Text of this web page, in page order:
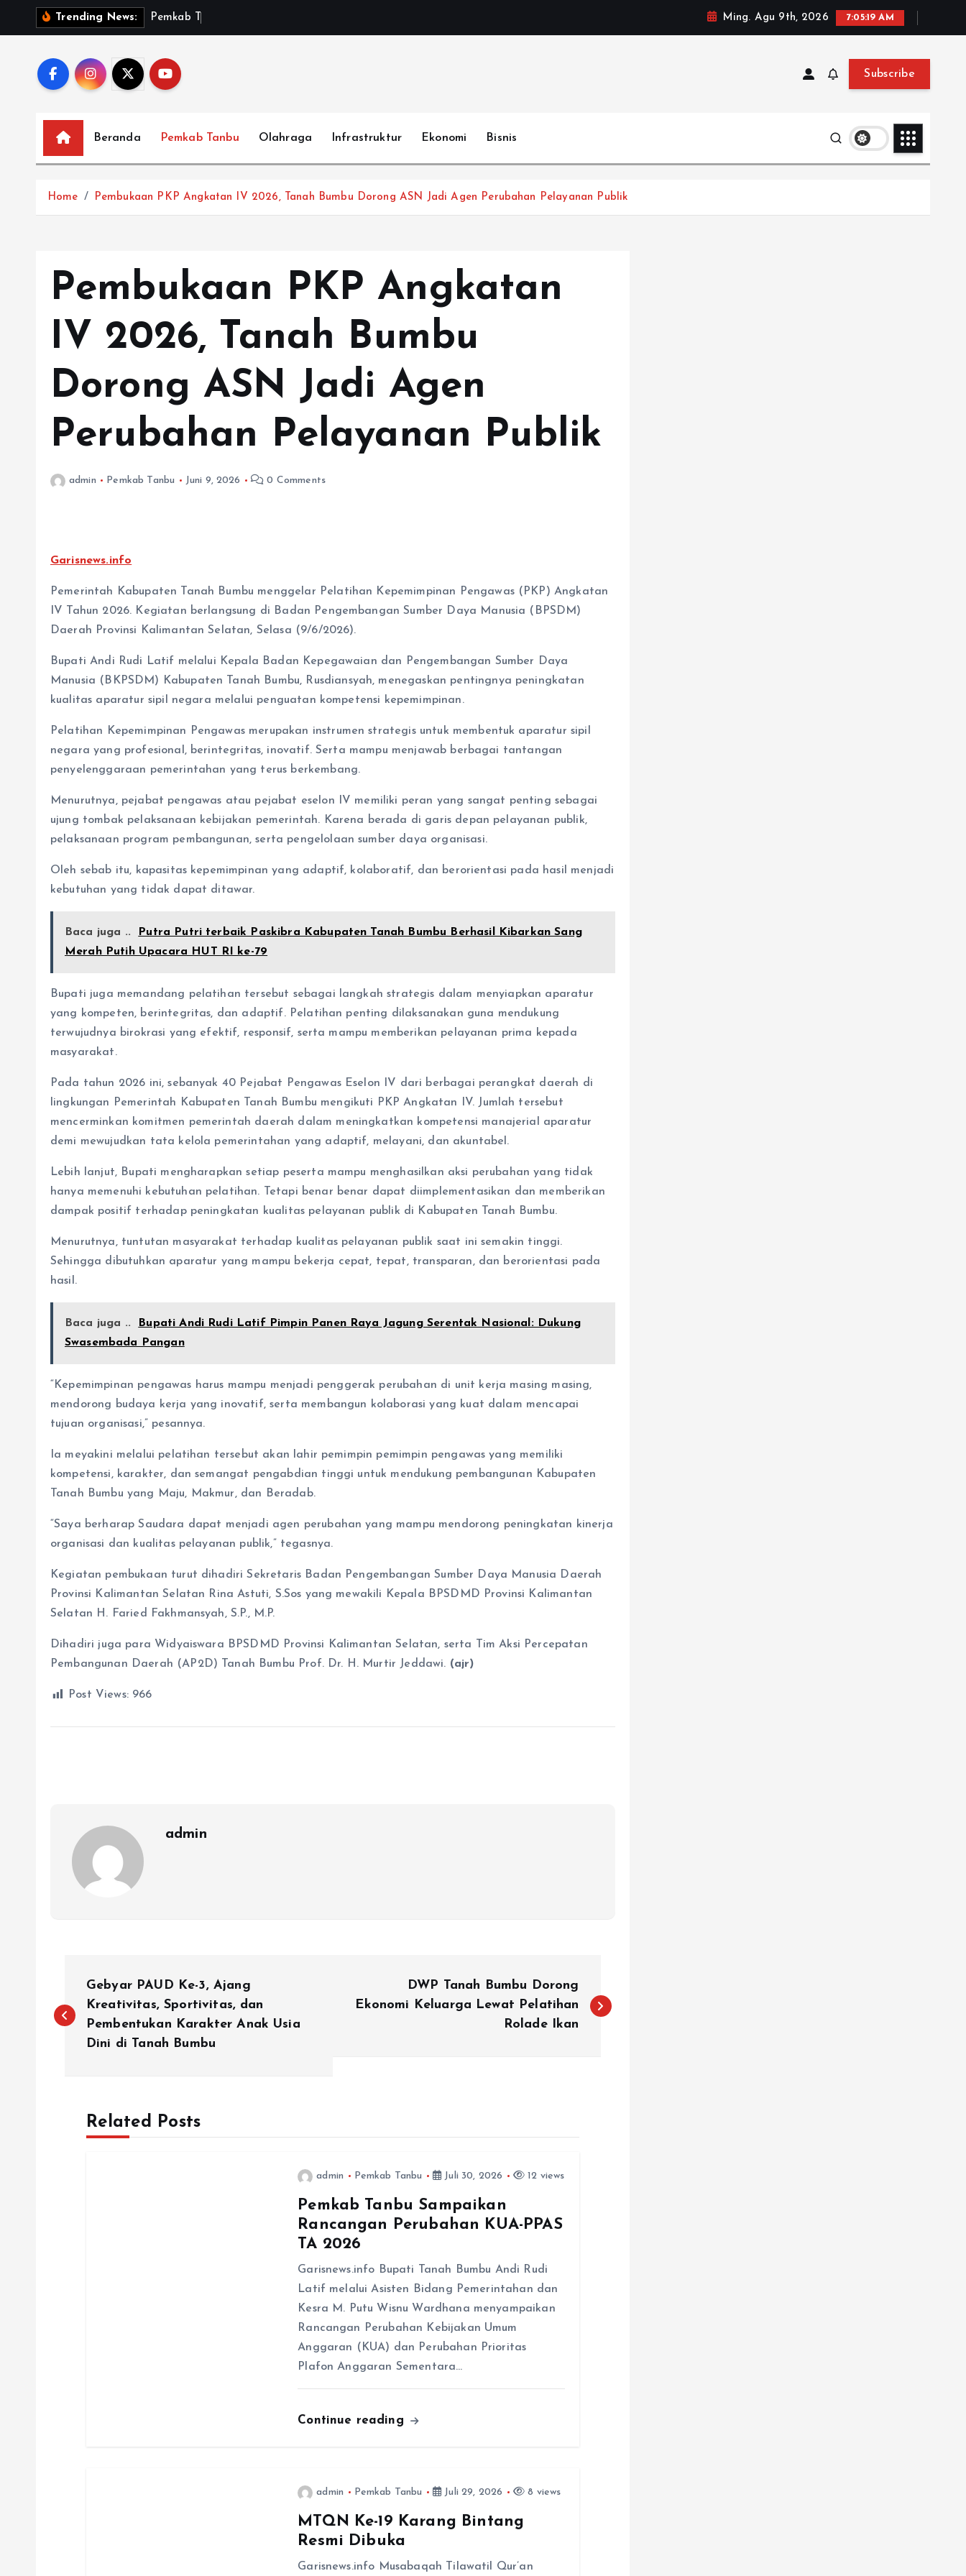
Trending News: Pem ka b Ming. Agu 9th, 2026 7:05:20 AM
Subscribe
Beranda Pemkab Tanbu Olahraga Infrastruktur Ekonomi Bisnis
Home Pembukaan PKP Angkatan IV 2026, Tanah Bumbu Dorong ASN Jadi Agen Perubahan Pelayanan Publik
Pembukaan PKP Angkatan
IV 2026, Tanah Bumbu
Dorong ASN Jadi Agen
Perubahan Pelayanan Publik
admin Pemkab Tanbu Juni 9, 2026 0 Comments
Garisnews.info
Pemerintah Kabupaten Tanah Bumbu menggelar Pelatihan Kepemimpinan Pengawas (PKP) Angkatan
IV Tahun 2026. Kegiatan berlangsung di Badan Pengembangan Sumber Daya Manusia (BPSDM)
Daerah Provinsi Kalimantan Selatan, Selasa (9/6/2026).
Bupati Andi Rudi Latif melalui Kepala Badan Kepegawaian dan Pengembangan Sumber Daya
Manusia (BKPSDM) Kabupaten Tanah Bumbu, Rusdiansyah, menegaskan pentingnya peningkatan
kualitas aparatur sipil negara melalui penguatan kompetensi kepemimpinan.
Pelatihan Kepemimpinan Pengawas merupakan instrumen strategis untuk membentuk aparatur sipil
negara yang profesional, berintegritas, inovatif. Serta mampu menjawab berbagai tantangan
penyelenggaraan pemerintahan yang terus berkembang.
Menurutnya, pejabat pengawas atau pejabat eselon IV memiliki peran yang sangat penting sebagai
ujung tombak pelaksanaan kebijakan pemerintah. Karena berada di garis depan pelayanan publik,
pelaksanaan program pembangunan, serta pengelolaan sumber daya organisasi.
Oleh sebab itu, kapasitas kepemimpinan yang adaptif, kolaboratif, dan berorientasi pada hasil menjadi
kebutuhan yang tidak dapat ditawar.
Baca juga ..
Putra Putri terbaik Paskibra Kabupaten Tanah Bumbu Berhasil Kibarkan Sang
Merah Putih Upacara HUT RI ke-79
Bupati juga memandang pelatihan tersebut sebagai langkah strategis dalam menyiapkan aparatur
yang kompeten, berintegritas, dan adaptif. Pelatihan penting dilaksanakan guna mendukung
terwujudnya birokrasi yang efektif, responsif, serta mampu memberikan pelayanan prima kepada
masyarakat.
Pada tahun 2026 ini, sebanyak 40 Pejabat Pengawas Eselon IV dari berbagai perangkat daerah di
lingkungan Pemerintah Kabupaten Tanah Bumbu mengikuti PKP Angkatan IV. Jumlah tersebut
mencerminkan komitmen pemerintah daerah dalam meningkatkan kompetensi manajerial aparatur
demi mewujudkan tata kelola pemerintahan yang adaptif, melayani, dan akuntabel.
Lebih lanjut, Bupati mengharapkan setiap peserta mampu menghasilkan aksi perubahan yang tidak
hanya memenuhi kebutuhan pelatihan. Tetapi benar benar dapat diimplementasikan dan memberikan
dampak positif terhadap peningkatan kualitas pelayanan publik di Kabupaten Tanah Bumbu.
Menurutnya, tuntutan masyarakat terhadap kualitas pelayanan publik saat ini semakin tinggi.
Sehingga dibutuhkan aparatur yang mampu bekerja cepat, tepat, transparan, dan berorientasi pada
hasil.
Baca juga ..
Bupati Andi Rudi Latif Pimpin Panen Raya Jagung Serentak Nasional: Dukung
Swasembada Pangan
“Kepemimpinan pengawas harus mampu menjadi penggerak perubahan di unit kerja masing masing,
mendorong budaya kerja yang inovatif, serta membangun kolaborasi yang kuat dalam mencapai
tujuan organisasi,” pesannya.
Ia meyakini melalui pelatihan tersebut akan lahir pemimpin pemimpin pengawas yang memiliki
kompetensi, karakter, dan semangat pengabdian tinggi untuk mendukung pembangunan Kabupaten
Tanah Bumbu yang Maju, Makmur, dan Beradab.
“Saya berharap Saudara dapat menjadi agen perubahan yang mampu mendorong peningkatan kinerja
organisasi dan kualitas pelayanan publik,” tegasnya.
Kegiatan pembukaan turut dihadiri Sekretaris Badan Pengembangan Sumber Daya Manusia Daerah
Provinsi Kalimantan Selatan Rina Astuti, S.Sos yang mewakili Kepala BPSDMD Provinsi Kalimantan
Selatan H. Faried Fakhmansyah, S.P., M.P.
Dihadiri juga para Widyaiswara BPSDMD Provinsi Kalimantan Selatan, serta Tim Aksi Percepatan
Pembangunan Daerah (AP2D) Tanah Bumbu Prof. Dr. H. Murtir Jeddawi. (ajr)
Post Views: 966
admin
a
Gebyar PAUD Ke-3, Ajang
Kreativitas, Sportivitas, dan
Pembentukan Karakter Anak Usia
Dini di Tanah Bumbu
DWP Tanah Bumbu Dorong
Ekonomi Keluarga Lewat Pelatihan
Rolade Ikan
Related Posts
admin Pemkab Tanbu Juli 30, 2026 12 views
Pemkab Tanbu Sampaikan
Rancangan Perubahan KUA-PPAS
TA 2026
Garisnews.info Bupati Tanah Bumbu Andi Rudi
Latif melalui Asisten Bidang Pemerintahan dan
Kesra M. Putu Wisnu Wardhana menyampaikan
Rancangan Perubahan Kebijakan Umum
Anggaran (KUA) dan Perubahan Prioritas
Plafon Anggaran Sementara…
Continue reading
admin Pemkab Tanbu Juli 29, 2026 8 views
MTQN Ke-19 Karang Bintang
Resmi Dibuka
Garisnews.info Musabaqah Tilawatil Qur’an